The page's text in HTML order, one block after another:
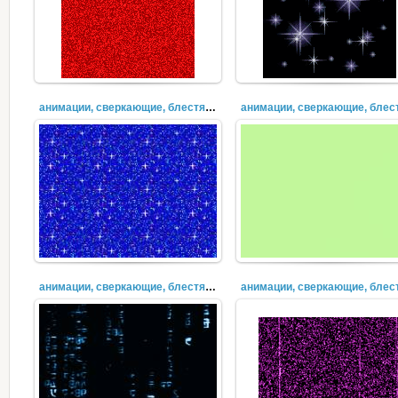
анимации, сверкающие, блестящие (42)
анимации, сверкающие, блестящие (39)